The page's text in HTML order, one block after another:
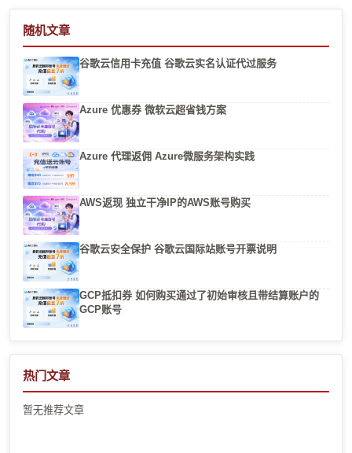
随机文章
谷歌云信用卡充值 谷歌云实名认证代过服务
Azure 优惠券 微软云超省钱方案
Azure 代理返佣 Azure微服务架构实践
AWS返现 独立干净IP的AWS账号购买
谷歌云安全保护 谷歌云国际站账号开票说明
GCP抵扣券 如何购买通过了初始审核且带结算账户的
GCP账号
热门文章
暂无推荐文章